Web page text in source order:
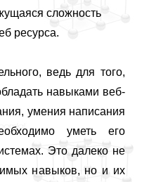
сложность
ресурса.
ведь для того,
навыками веб-
умения написания
уметь его
Это далеко не
навыков, но и их